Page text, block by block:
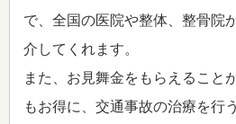
で、全国の医院や整体、整骨院
介してくれます。
また、お見舞金をもらえること
もお得に、交通事故の治療を行